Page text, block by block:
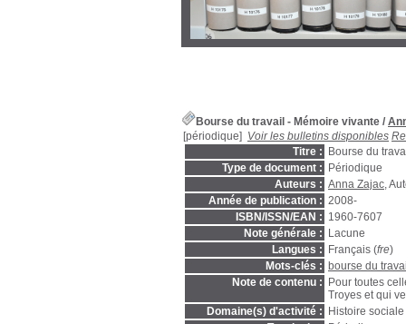
Bourse du travail - Mémoire vivante /
[périodique] Voir les bulletins disponibles
Titre :
Bourse du
Type de document :
Périodique
Auteurs : Anna Zajac,
Année de publication : 2008-
ISBN/ISSN/EAN : 1960-7607
Note générale :
Lacune
Langues :
Français (fre)
Mots-clés : bourse du
Note de contenu :
Pour toutes
Troyes et qui
Domaine(s) d'activité :
Histoire sociale